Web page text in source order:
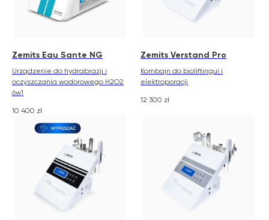
Zemits Eau Sante NG
Urządzenie do hydrabrazji i
oczyszczania wodorowego H2O2
6w1
10 400 zł
Zemits Verstand Pro
Kombajn do bioliftingui i
elektroporacji
12 300 zł